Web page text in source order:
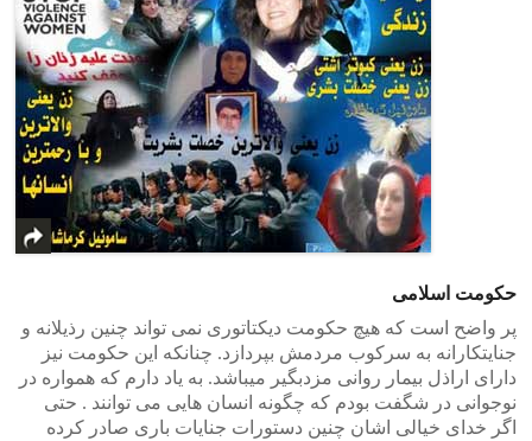
حکومت اسلامی
پر واضح است که هیچ حکومت دیکتاتوری نمی تواند چنین رذیلانه و
جنایتکارانه به سرکوب مردمش بپردازد. چنانکه این حکومت نیز
دارای اراذل بیمار روانی مزدبگیر میباشد. به یاد دارم که همواره در
نوجوانی در شگفت بودم که چگونه انسان هایی می توانند . حتی
اگر خدای خیالی اشان چنین دستورات جنایات باری صادر کرده